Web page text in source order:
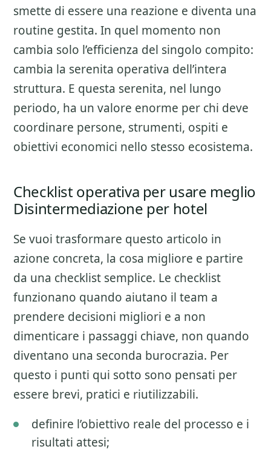
smette di essere una reazione e diventa una
routine gestita. In quel momento non
cambia solo l’efficienza del singolo compito:
cambia la serenita operativa dell’intera
struttura. E questa serenita, nel lungo
periodo, ha un valore enorme per chi deve
coordinare persone, strumenti, ospiti e
obiettivi economici nello stesso ecosistema.
Checklist operativa per usare meglio
Disintermediazione per hotel
Se vuoi trasformare questo articolo in
azione concreta, la cosa migliore e partire
da una checklist semplice. Le checklist
funzionano quando aiutano il team a
prendere decisioni migliori e a non
dimenticare i passaggi chiave, non quando
diventano una seconda burocrazia. Per
questo i punti qui sotto sono pensati per
essere brevi, pratici e riutilizzabili.
definire l’obiettivo reale del processo e i
risultati attesi;